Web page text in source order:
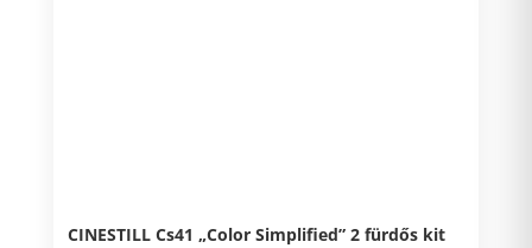
CINESTILL Cs41 „Color Simplified” 2 fürdős kit